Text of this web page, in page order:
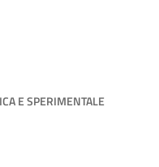
E SPERIMENTALE